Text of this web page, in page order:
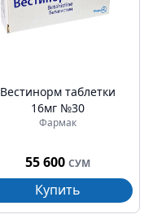
Вестинорм таблетки
16мг №30
Фармак
55 600 СУМ
Купить